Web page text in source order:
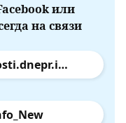
или
на связи
facebook.com/novosti.dnepr.info